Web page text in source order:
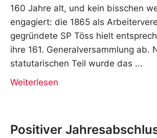
160 Jahre alt, und kein bisschen
engagiert: die 1865 als
gegründete SP Töss hielt
ihre 161. Generalversammlung ab.
statutarischen Teil wurde das
Weiterlesen
Positiver